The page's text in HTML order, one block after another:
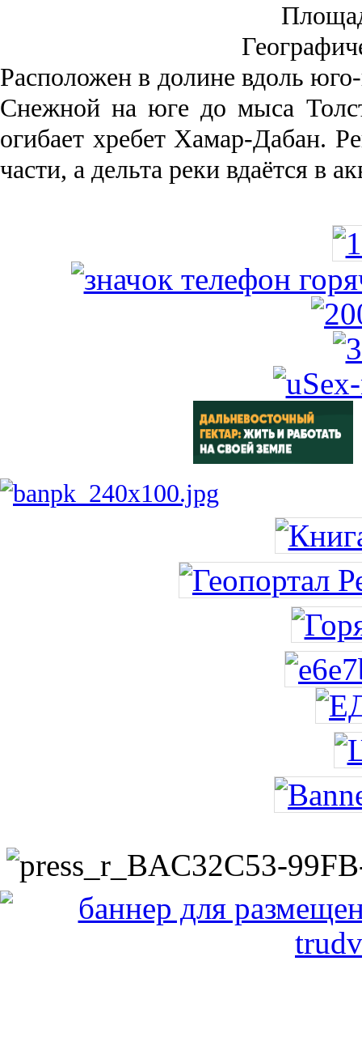
Рас­положен в долине вдоль
Снежной на юге до мыса
огибает хребет Хамар-Дабан.
части, а дельта реки вда­ётся в